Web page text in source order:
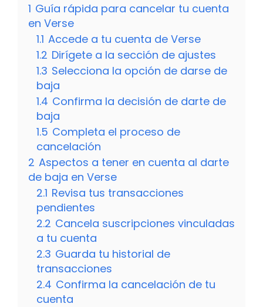
1 Guía rápida para cancelar tu cuenta
en Verse
1.1 Accede a tu cuenta de Verse
1.2 Dirígete a la sección de ajustes
1.3 Selecciona la opción de darse de
baja
1.4 Confirma la decisión de darte de
baja
1.5 Completa el proceso de
cancelación
2 Aspectos a tener en cuenta al darte
de baja en Verse
2.1 Revisa tus transacciones
pendientes
2.2 Cancela suscripciones vinculadas
a tu cuenta
2.3 Guarda tu historial de
transacciones
2.4 Confirma la cancelación de tu
cuenta